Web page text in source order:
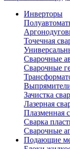
Инверторы
Точечная
Сварочные
Сварочные
Зачистка
Лазерная
Плазменная
Сварка
Сварочные
Подающие